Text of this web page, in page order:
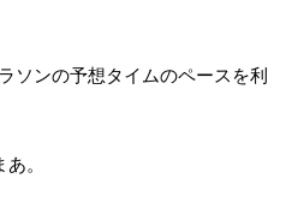
ソンの予想タイムのペースを利
。